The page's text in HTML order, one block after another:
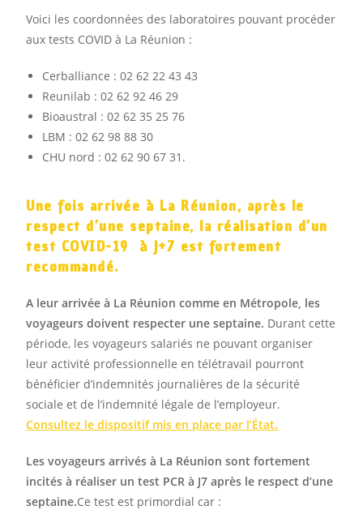
Voici les coordonnées des laboratoires pouvant procéder
aux tests COVID à La Réunion :
Cerballiance : 02 62 22 43 43
Reunilab : 02 62 92 46 29
Bioaustral : 02 62 35 25 76
LBM : 02 62 98 88 30
CHU nord : 02 62 90 67 31.
Une fois arrivée à La Réunion, après le
respect d’une septaine, la réalisation d’un
test COVID-19 à J+7 est fortement
recommandé.
A leur arrivée à La Réunion comme en Métropole, les
voyageurs doivent respecter une septaine. Durant cette
période, les voyageurs salariés ne pouvant organiser
leur activité professionnelle en télétravail pourront
bénéficier d’indemnités journalières de la sécurité
sociale et de l’indemnité légale de l’employeur.
Consultez le dispositif mis en place par l’État.
Les voyageurs arrivés à La Réunion sont fortement
incités à réaliser un test PCR à J7 après le respect d’une
septaine.Ce test est primordial car :